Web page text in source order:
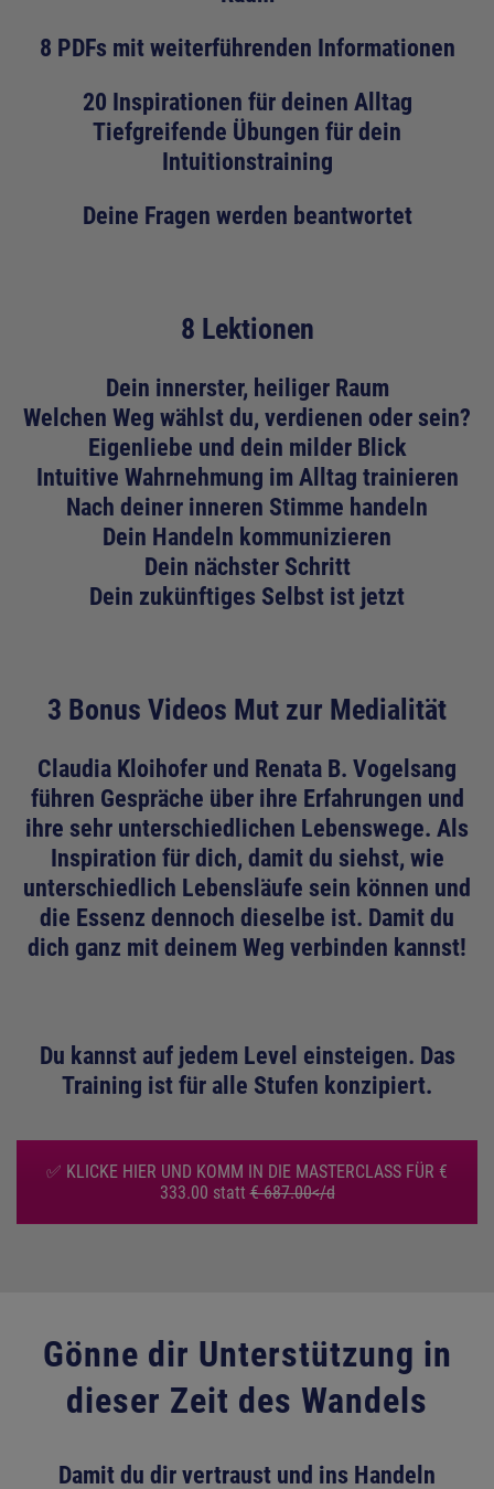
8 PDFs mit weiterführenden Informationen
20 Inspirationen für deinen Alltag
Tiefgreifende Übungen für dein
Intuitionstraining
Deine Fragen werden beantwortet
8 Lektionen
Dein innerster, heiliger Raum
Welchen Weg wählst du, verdienen oder sein?
Eigenliebe und dein milder Blick
Intuitive Wahrnehmung im Alltag trainieren
Nach deiner inneren Stimme handeln
Dein Handeln kommunizieren
Dein nächster Schritt
Dein zukünftiges Selbst ist jetzt
3 Bonus Videos Mut zur Medialität
Claudia Kloihofer und Renata B. Vogelsang
führen Gespräche über ihre Erfahrungen und
ihre sehr unterschiedlichen Lebenswege. Als
Inspiration für dich, damit du siehst, wie
unterschiedlich Lebensläufe sein können und
die Essenz dennoch dieselbe ist. Damit du
dich ganz mit deinem Weg verbinden kannst!
Du kannst auf jedem Level einsteigen. Das
Training ist für alle Stufen konzipiert.
✅ KLICKE HIER UND KOMM IN DIE MASTERCLASS FÜR €
333.00 statt€ 687.00</d
Gönne dir Unterstützung in
dieser Zeit des Wandels
Damit du dir vertraust und ins Handeln